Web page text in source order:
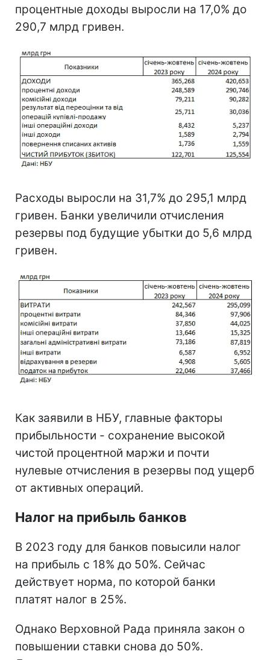
процентные доходы выросли на 17,0% до
290,7 млрд гривен.
Расходы выросли на 31,7% до 295,1 млрд
гривен. Банки увеличили отчисления
резервы под будущие убытки до 5,6 млрд
гривен.
Как заявили в НБУ, главные факторы
прибыльности - сохранение высокой
чистой процентной маржи и почти
нулевые отчисления в резервы под ущерб
от активных операций.
Налог на прибыль банков
В 2023 году для банков повысили налог
на прибыль с 18% до 50%. Сейчас
действует норма, по которой банки
платят налог в 25%.
Однако Верховной Рада приняла закон о
повышении ставки снова до 50%.